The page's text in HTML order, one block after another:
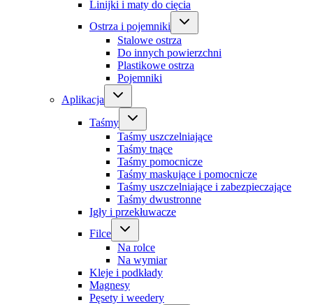
Linijki i maty do cięcia
Ostrza i pojemniki
Stalowe ostrza
Do innych powierzchni
Plastikowe ostrza
Pojemniki
Aplikacja
Taśmy
Taśmy uszczelniające
Taśmy tnące
Taśmy pomocnicze
Taśmy maskujące i pomocnicze
Taśmy uszczelniające i zabezpieczające
Taśmy dwustronne
Igły i przekłuwacze
Filce
Na rolce
Na wymiar
Kleje i podkłady
Magnesy
Pęsety i weedery